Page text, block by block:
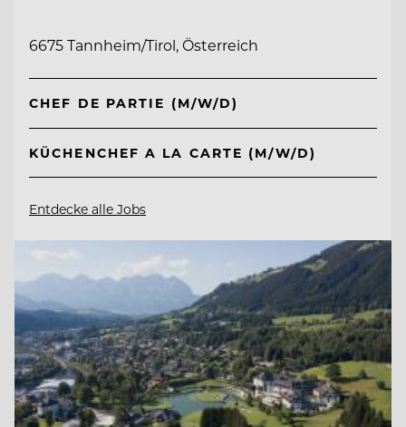
6675 Tannheim/Tirol, Österreich
CHEF DE PARTIE (M/W/D)
KÜCHENCHEF A LA CARTE (M/W/D)
Entdecke alle Jobs